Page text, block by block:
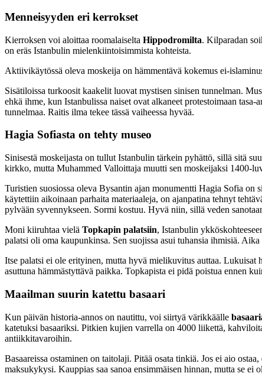
Menneisyyden eri kerrokset
Kierroksen voi aloittaa roomalaiselta Hippodromilta. Kilparadan
on eräs Istanbulin mielenkiintoisimmista kohteista.
Aktiivikäytössä oleva moskeija on hämmentävä kokemus ei-
Sisätiloissa turkoosit kaakelit luovat mystisen sinisen tunnelman.
ehkä ihme, kun Istanbulissa naiset ovat alkaneet protestoimaan
tunnelmaa. Raitis ilma tekee tässä vaiheessa hyvää.
Hagia Sofiasta on tehty museo
Sinisestä moskeijasta on tullut Istanbulin tärkein pyhättö, sillä sitä
kirkko, mutta Muhammed Valloittaja muutti sen moskeijaksi 1400-
Turistien suosiossa oleva Bysantin ajan monumentti Hagia Sofia
käytettiin aikoinaan parhaita materiaaleja, on ajanpatina tehnyt
pylvään syvennykseen. Sormi kostuu. Hyvä niin, sillä veden
Moni kiiruhtaa vielä Topkapin palatsiin, Istanbulin
palatsi oli oma kaupunkinsa. Sen suojissa asui tuhansia ihmisiä.
Itse palatsi ei ole erityinen, mutta hyvä mielikuvitus auttaa. Lukuisat
asuttuna hämmästyttävä paikka. Topkapista ei pidä poistua ennen
Maailman suurin katettu basaari
Kun päivän historia-annos on nautittu, voi siirtyä värikkäälle
katetuksi basaariksi. Pitkien kujien varrella on 4000 liikettä,
antiikkitavaroihin.
Basaareissa ostaminen on taitolaji. Pitää osata tinkiä. Jos ei aio
maksukykysi. Kauppias saa sanoa ensimmäisen hinnan, mutta se ei